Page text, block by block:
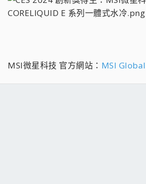
MSI微星科技 官方網站： MSI Global